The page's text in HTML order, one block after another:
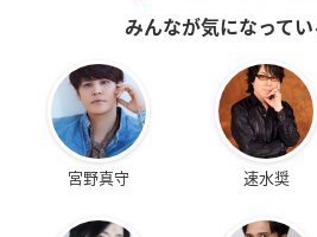
みんなが気になって
宮野真守 速水奨